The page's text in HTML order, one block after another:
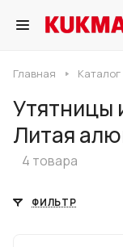
Главная Каталог
Утятницы
Литая
4 товара
ФИЛЬТР